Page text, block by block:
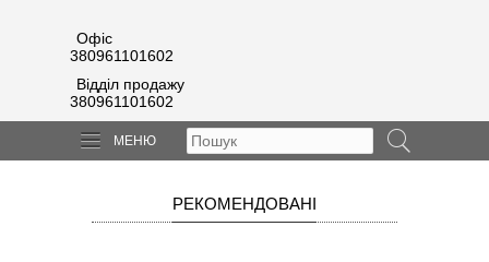
Офіс
380961101602
Відділ продажу
380961101602
МЕНЮ
РЕКОМЕНДОВАНІ